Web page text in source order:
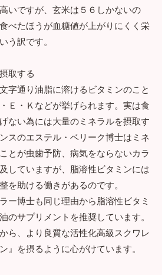
いですが、玄米は５６しかないの
べたほうが血糖値が上がりにくく栄
う訳です。
取する
字通り油脂に溶けるビタミンのこと
Ｅ・Ｋなどが挙げられます。実は食
ない為には大量のミネラルを摂取す
スのエステル・ベリーク博士はミネ
とが虫歯予防、病気をならないカラ
していますが、脂溶性ビタミンには
を助ける働きがあるのです。
ー博士も同じ理由から脂溶性ビタミ
のサプリメントを推奨しています。
ら、より良質な活性化高級スクワレ
』を摂るように心がけています。